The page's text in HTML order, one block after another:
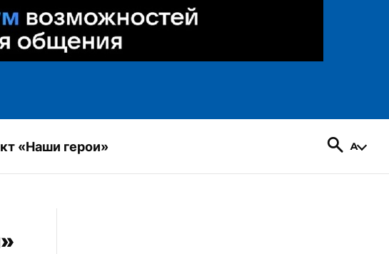
«Наши герои»